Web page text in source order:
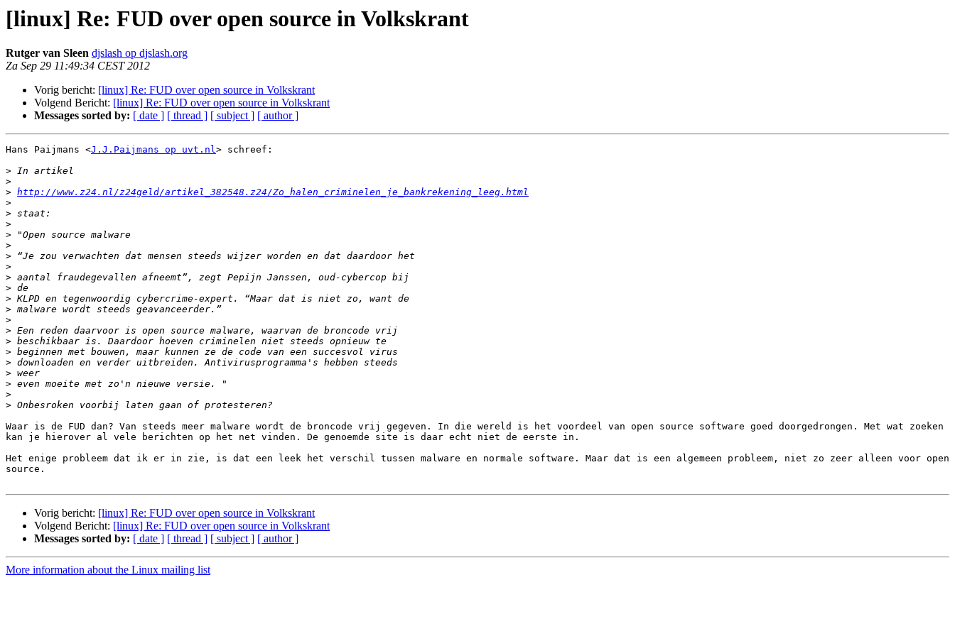
[linux] Re: FUD over open source in Volkskrant
Rutger van Sleen djslash op djslash.org
Za Sep 29 11:49:34 CEST 2012
Vorig bericht: [linux] Re: FUD over open source in Volkskrant
Volgend Bericht: [linux] Re: FUD over open source in Volkskrant
Messages sorted by: [ date ] [ thread ] [ subject ] [ author ]
Hans Paijmans <J.J.Paijmans op uvt.nl> schreef:
>
>
> http://www.z24.nl/z24geld/artikel_382548.z24/Zo_halen_criminelen_je_bankrekening_leeg.html
>
>
>
>
>
>
>
>
>
>
>
>
>
>
>
>
>
>
>
>
Waar is de FUD dan? Van steeds meer malware wordt de broncode vrij gegeven. In die wereld is het voordeel van open source software goed doorgedrongen. Met wat zoeken
kan je hierover al vele berichten op het net vinden. De genoemde site is daar echt niet de eerste in.
Het enige probleem dat ik er in zie, is dat een leek het verschil tussen malware en normale software. Maar dat is een algemeen probleem, niet zo zeer alleen voor open
source.
Vorig bericht: [linux] Re: FUD over open source in Volkskrant
Volgend Bericht: [linux] Re: FUD over open source in Volkskrant
Messages sorted by: [ date ] [ thread ] [ subject ] [ author ]
More information about the Linux mailing list